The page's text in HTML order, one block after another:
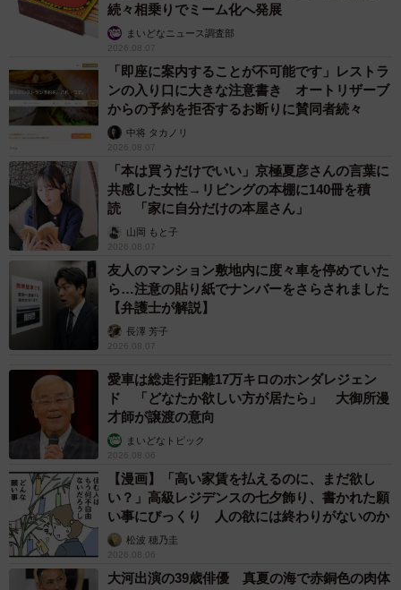
続々相乗りでミーム化へ発展
まいどなニュース調査部
2026.08.07
「即座に案内することが不可能です」レストラ
ンの入り口に大きな注意書き オートリザーブ
からの予約を拒否するお断りに賛同者続々
中将 タカノリ
2026.08.07
「本は買うだけでいい」京極夏彦さんの言葉に
共感した女性→リビングの本棚に140冊を積
読 「家に自分だけの本屋さん」
山岡 もと子
2026.08.07
友人のマンション敷地内に度々車を停めていた
ら…注意の貼り紙でナンバーをさらされました
【弁護士が解説】
長澤 芳子
2026.08.07
愛車は総走行距離17万キロのホンダレジェン
ド 「どなたか欲しい方が居たら」 大御所漫
才師が譲渡の意向
まいどなトピック
2026.08.06
【漫画】「高い家賃を払えるのに、まだ欲し
い？」高級レジデンスの七夕飾り、書かれた願
い事にびっくり 人の欲には終わりがないのか
松波 穂乃圭
2026.08.06
大河出演の39歳俳優 真夏の海で赤銅色の肉体